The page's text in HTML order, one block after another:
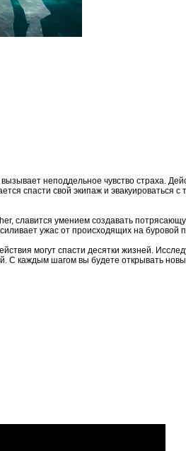
неподдельное чувство страха.
спасти свой экипаж и эвакуироваться с
славится умением создавать
ужас от происходящих на буровой
могут спасти десятки жизней.
С каждым шагом вы будете открывать